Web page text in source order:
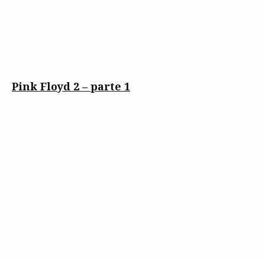
Pink Floyd 2 – parte 1